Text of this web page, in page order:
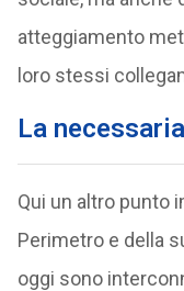
atteggiamento
loro stessi
La
Qui un altro punto
Perimetro e della
oggi sono